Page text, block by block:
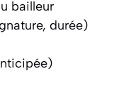
bailleur
durée)